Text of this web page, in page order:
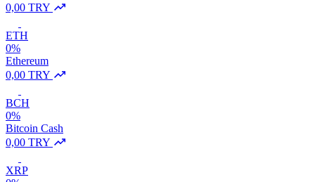
0,00 TRY
ETH
0%
Ethereum
0,00 TRY
BCH
0%
Bitcoin Cash
0,00 TRY
XRP